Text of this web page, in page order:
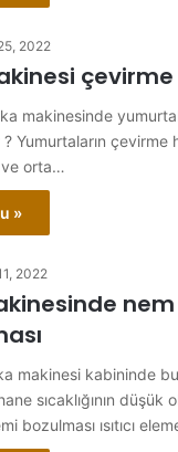
2022
çevirme
makinesinde
? Yumurtaların
ve orta…
»
2022
nem
makinesi kabininde
sıcaklığının düşük
bozulması ısıtıcı